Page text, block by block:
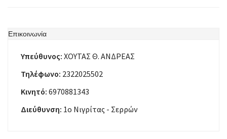
Επικοινωνία
Υπεύθυνος: ΧΟΥΤΑΣ Θ. ΑΝΔΡΕΑΣ
Τηλέφωνο: 2322025502
Κινητό: 6970881343
Διεύθυνση: 1ο Νιγρίτας - Σερρών